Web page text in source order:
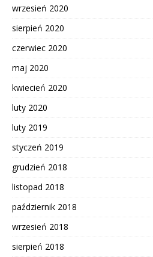
wrzesień 2020
sierpień 2020
czerwiec 2020
maj 2020
kwiecień 2020
luty 2020
luty 2019
styczeń 2019
grudzień 2018
listopad 2018
październik 2018
wrzesień 2018
sierpień 2018